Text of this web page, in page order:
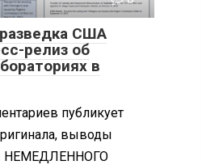
США
релиз об
в
публикует
выводы
НЕМЕДЛЕННОГО